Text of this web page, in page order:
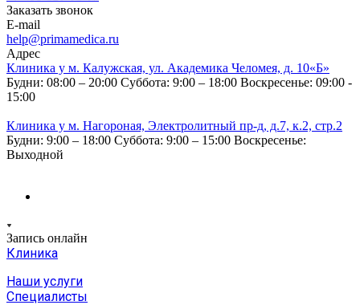
Заказать звонок
E-mail
help@primamedica.ru
Адрес
Клиника у м. Калужская, ул. Академика Челомея, д. 10«Б»
Будни: 08:00 – 20:00 Суббота: 9:00 – 18:00 Воскресенье: 09:00 -
15:00
Клиника у м. Нагороная, Электролитный пр-д, д.7, к.2, стр.2
Будни: 9:00 – 18:00 Суббота: 9:00 – 15:00 Воскресенье:
Выходной
Запись онлайн
Клиника
Наши услуги
Специалисты